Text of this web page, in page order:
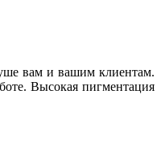
вам и вашим клиентам.
Высокая пигментация